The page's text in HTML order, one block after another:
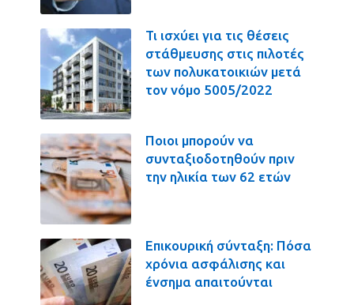
Τι ισχύει για τις θέσεις
στάθμευσης στις πιλοτές
των πολυκατοικιών μετά
τον νόμο 5005/2022
Ποιοι μπορούν να
συνταξιοδοτηθούν πριν
την ηλικία των 62 ετών
Επικουρική σύνταξη: Πόσα
χρόνια ασφάλισης και
ένσημα απαιτούνται